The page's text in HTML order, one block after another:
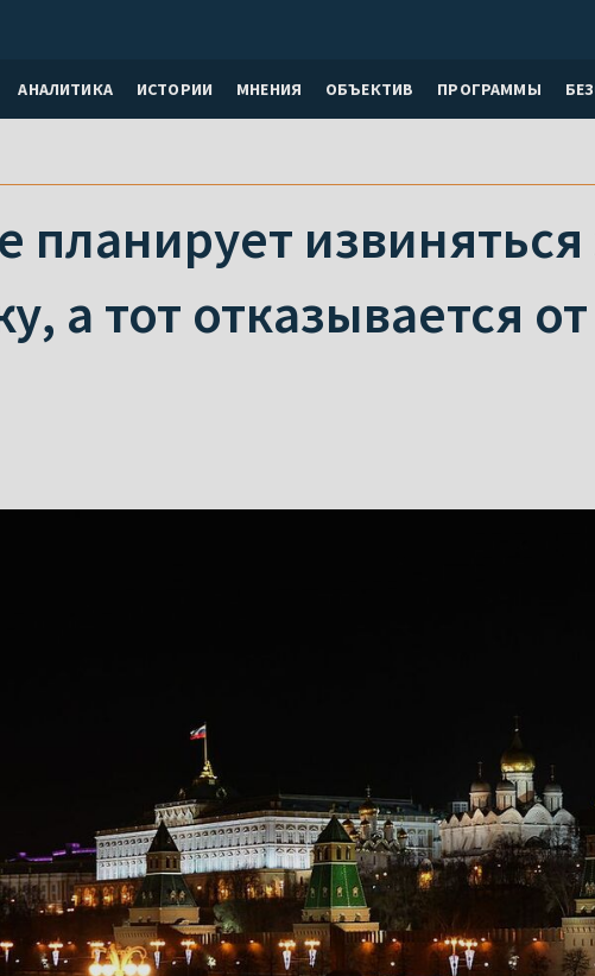
АНАЛИТИКА ИСТОРИИ МНЕНИЯ ОБЪЕКТИВ ПРОГРАММЫ
планирует извиняться
а тот отказывается